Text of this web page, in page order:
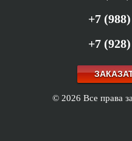
+7
+7
© 2026 Все права